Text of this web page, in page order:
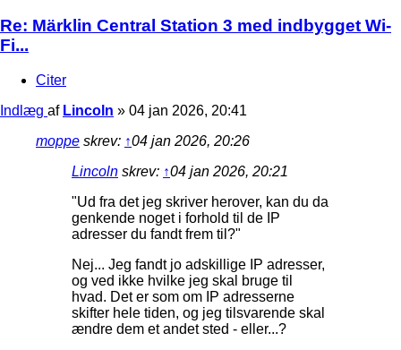
Re: Märklin Central Station 3 med indbygget Wi-
Fi...
Citer
Indlæg af Lincoln » 04 jan 2026, 20:41
moppe skrev: ↑04 jan 2026, 20:26
Lincoln skrev: ↑04 jan 2026, 20:21
"Ud fra det jeg skriver herover, kan du da
genkende noget i forhold til de IP
adresser du fandt frem til?"
Nej... Jeg fandt jo adskillige IP adresser,
og ved ikke hvilke jeg skal bruge til
hvad. Det er som om IP adresserne
skifter hele tiden, og jeg tilsvarende skal
ændre dem et andet sted - eller...?